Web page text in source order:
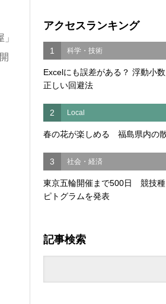
アクセスランキング
1 科学・技術
Excelにも誤差がある？ 浮動小
正しい回避法
2 Local
春の花が楽しめる 福島県内の
3 社会・経済
東京五輪開催まで500日 競技種
ピトグラムを発表
記事検索